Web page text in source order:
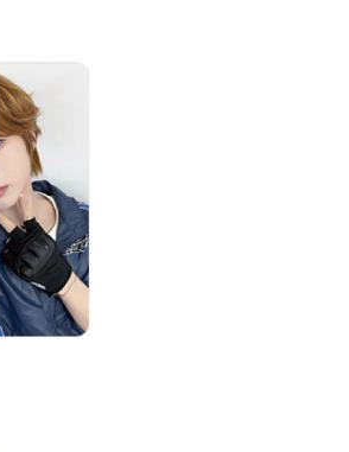
或監護人之同意方可使用
起之損失，本公司不負相關責
別帳號之用戶狀況，依本公司
不足之情形，本公司將視審查
註冊。若發現惡意使用之情
戶之使用額度並採取法律行